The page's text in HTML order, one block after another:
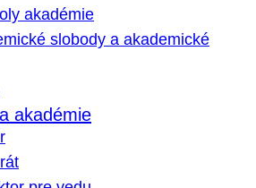
akadémie
slobody a akademické
akadémie